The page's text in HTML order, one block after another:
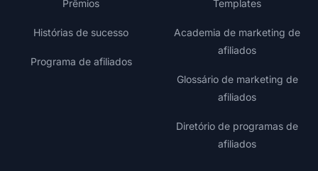
Prêmios
Histórias de sucesso
Programa de afiliados
Templates
Academia de marketing de
afiliados
Glossário de marketing de
afiliados
Diretório de programas de
afiliados